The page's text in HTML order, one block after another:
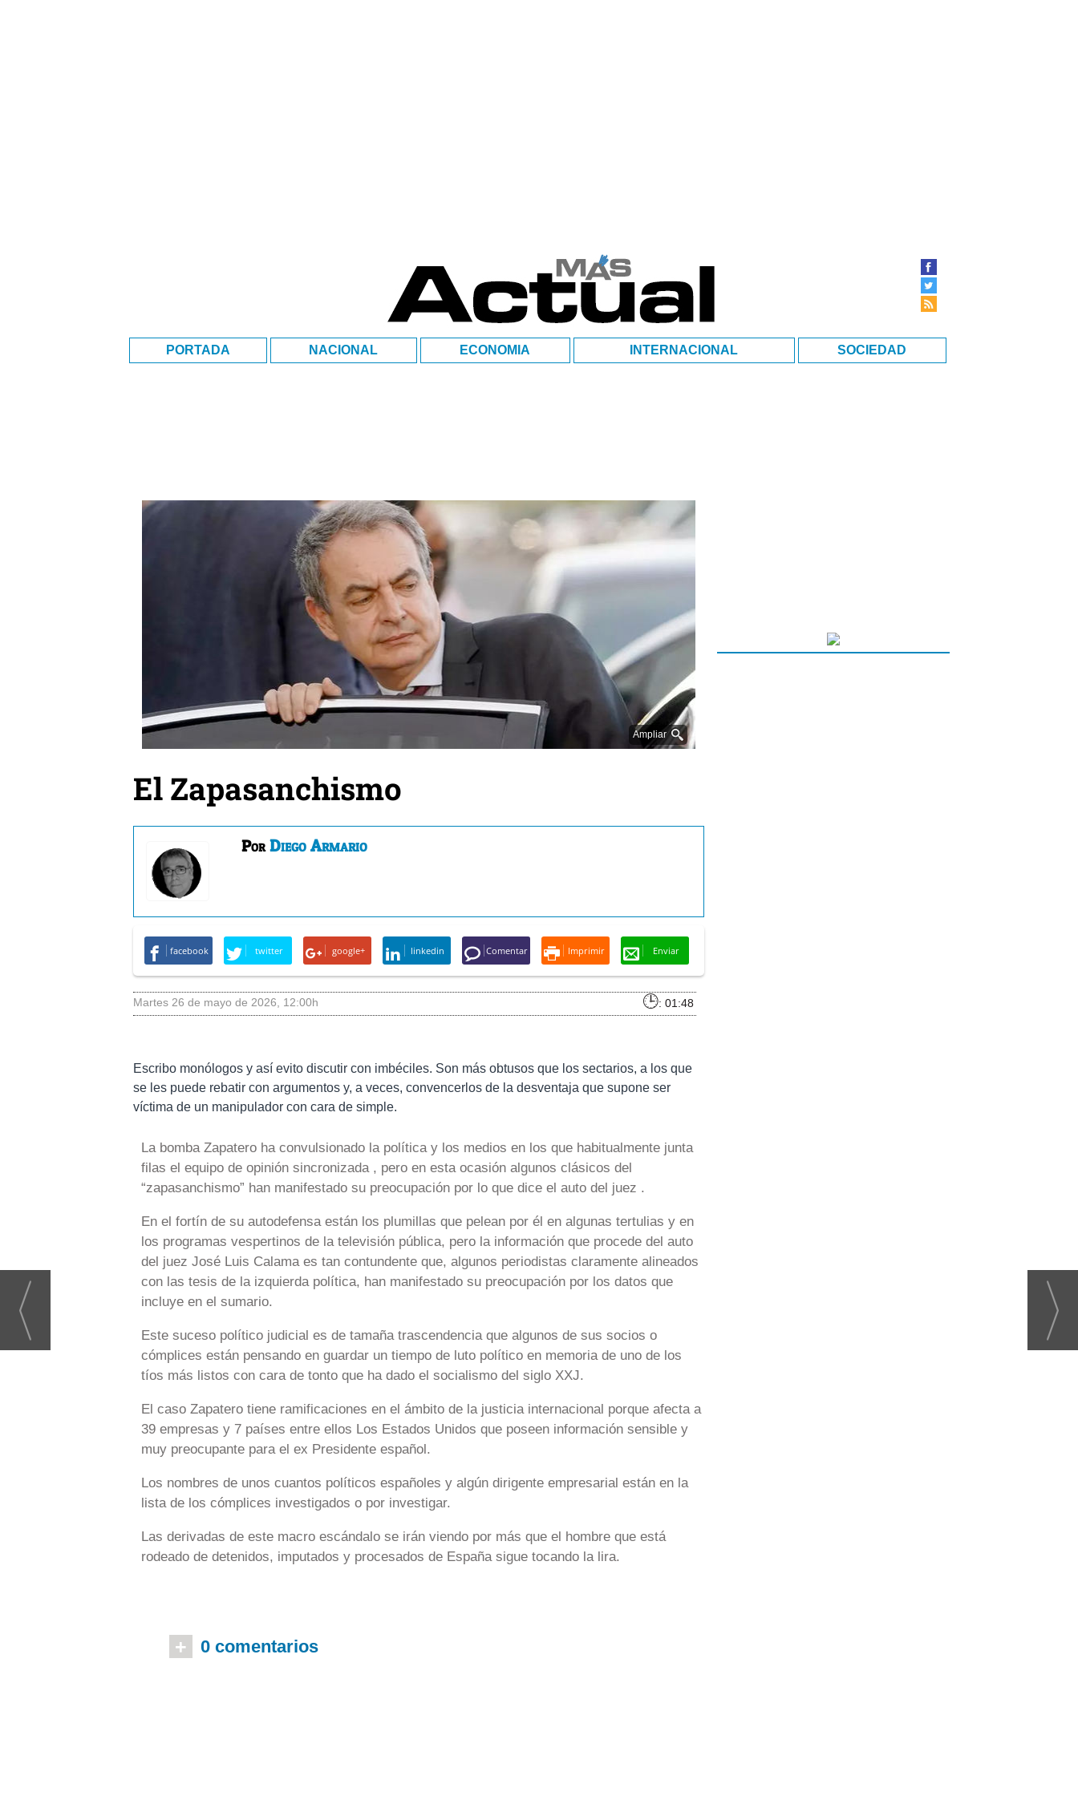
PORTADA NACIONAL ECONOMIA INTERNACIONAL SOCIEDAD
Ampliar
El Zapasanchismo
PorDiego Armario
facebook twitter google+ linkedin Comentar Imprimir Enviar
martes 26 de mayo de 2026, 12:00h : 01:48
Escribo monólogos y así evito discutir con imbéciles. Son más obtusos que los sectarios, a los que
se les puede rebatir con argumentos y, a veces, convencerlos de la desventaja que supone ser
víctima de un manipulador con cara de simple.
La bomba Zapatero ha convulsionado la política y los medios en los que habitualmente junta
filas el equipo de opinión sincronizada , pero en esta ocasión algunos clásicos del
“zapasanchismo” han manifestado su preocupación por lo que dice el auto del juez .
En el fortín de su autodefensa están los plumillas que pelean por él en algunas tertulias y en
los programas vespertinos de la televisión pública, pero la información que procede del auto
del juez José Luis Calama es tan contundente que, algunos periodistas claramente alineados
con las tesis de la izquierda política, han manifestado su preocupación por los datos que
incluye en el sumario.
Este suceso político judicial es de tamaña trascendencia que algunos de sus socios o
cómplices están pensando en guardar un tiempo de luto político en memoria de uno de los
tíos más listos con cara de tonto que ha dado el socialismo del siglo XXJ.
El caso Zapatero tiene ramificaciones en el ámbito de la justicia internacional porque afecta a
39 empresas y 7 países entre ellos Los Estados Unidos que poseen información sensible y
muy preocupante para el ex Presidente español.
Los nombres de unos cuantos políticos españoles y algún dirigente empresarial están en la
lista de los cómplices investigados o por investigar.
Las derivadas de este macro escándalo se irán viendo por más que el hombre que está
rodeado de detenidos, imputados y procesados de España sigue tocando la lira.
+ 0 comentarios